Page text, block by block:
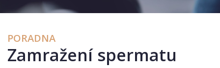
PORADNA
Zamražení spermatu